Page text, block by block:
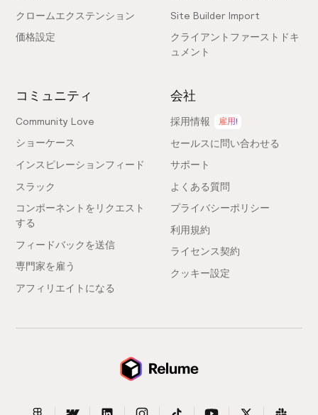
クロームエクステンション
価格設定
Site Builder Import
クライアントファーストドキ
ュメント
コミュニティ
Community Love
ショーケース
インスピレーションフィード
スラック
コンポーネントをリクエスト
する
フィードバックを送信
専門家を雇う
アフィリエイトになる
会社
採用情報 雇用!
セールスに問い合わせる
サポート
よくある質問
プライバシーポリシー
利用規約
ライセンス契約
クッキー設定